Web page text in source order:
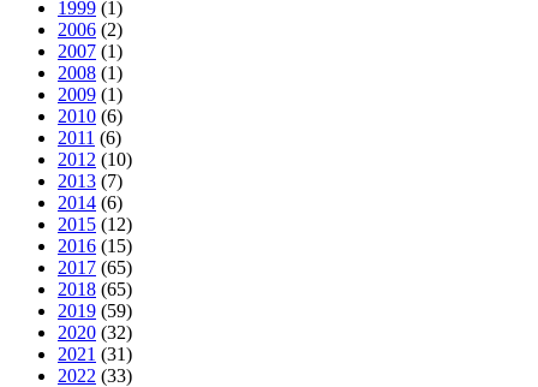
1999 (1)
2006 (2)
2007 (1)
2008 (1)
2009 (1)
2010 (6)
2011 (6)
2012 (10)
2013 (7)
2014 (6)
2015 (12)
2016 (15)
2017 (65)
2018 (65)
2019 (59)
2020 (32)
2021 (31)
2022 (33)